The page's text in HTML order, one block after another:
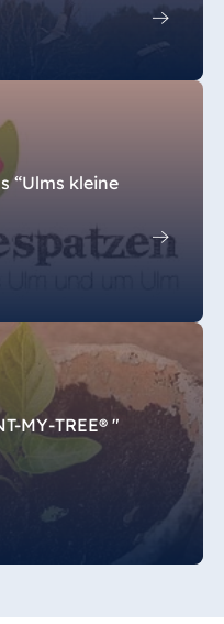
“Ulms kleine
MY-TREE® "